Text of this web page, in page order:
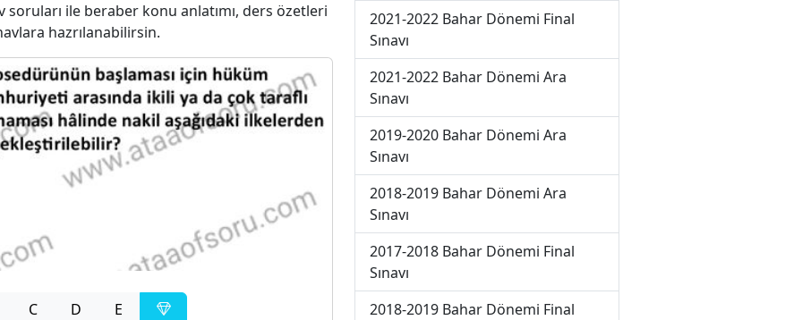
soruları ile beraber konu anlatımı, ders özetleri
hazrılanabilirsin.
C D E
2021-2022 Bahar Dönemi Final
Sınavı
2021-2022 Bahar Dönemi Ara
Sınavı
2019-2020 Bahar Dönemi Ara
Sınavı
2018-2019 Bahar Dönemi Ara
Sınavı
2017-2018 Bahar Dönemi Final
Sınavı
2018-2019 Bahar Dönemi Final